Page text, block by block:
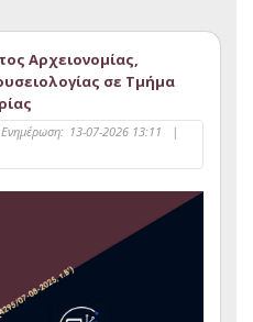
Αρχειονομίας,
σε Τμήμα
Ενημέρωση: 13-07-2026 13:11
|